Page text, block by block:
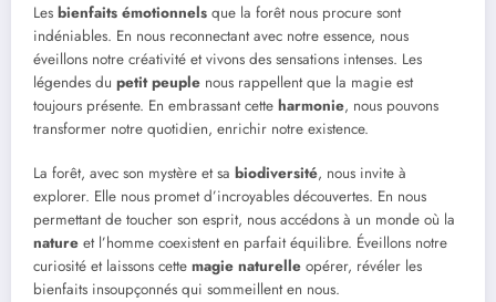
Les bienfaits émotionnels que la forêt nous procure sont
indéniables. En nous reconnectant avec notre essence, nous
éveillons notre créativité et vivons des sensations intenses. Les
légendes du petit peuple nous rappellent que la magie est
toujours présente. En embrassant cette harmonie, nous pouvons
transformer notre quotidien, enrichir notre existence.
La forêt, avec son mystère et sa biodiversité, nous invite à
explorer. Elle nous promet d’incroyables découvertes. En nous
permettant de toucher son esprit, nous accédons à un monde où la
nature et l’homme coexistent en parfait équilibre. Éveillons notre
curiosité et laissons cette magie naturelle opérer, révéler les
bienfaits insoupçonnés qui sommeillent en nous.